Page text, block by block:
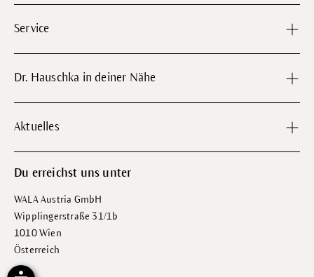
Service
Dr. Hauschka in deiner Nähe
Aktuelles
Du erreichst uns unter
WALA Austria GmbH
Wipplingerstraße 31/1b
1010 Wien
Österreich